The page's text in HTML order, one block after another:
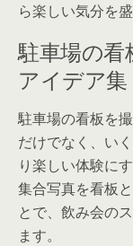
ら楽しい気分を
駐車場の
アイデア集
駐車場の看板を
だけでなく、い
り楽しい体験に
集合写真を看板
とで、飲み会の
ます。